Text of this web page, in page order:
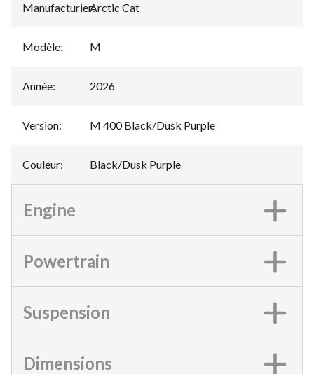
Manufacturier:
Arctic Cat
Modèle: M
Année: 2026
Version: M 400 Black/Dusk Purple
Couleur: Black/Dusk Purple
Engine
Powertrain
Suspension
Dimensions